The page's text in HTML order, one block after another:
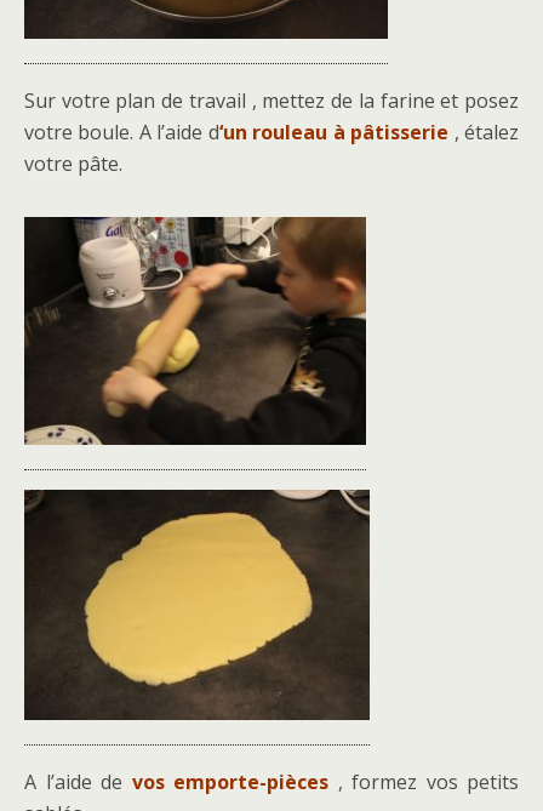
Sur votre plan de travail , mettez de la farine et posez
votre boule. A l’aide d‘un rouleau à pâtisserie , étalez
votre pâte.
A l’aide de vos emporte-pièces , formez vos petits